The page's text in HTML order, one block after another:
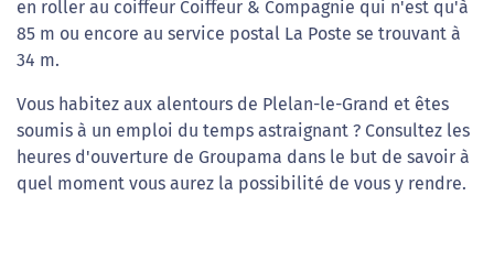
en roller au coiffeur Coiffeur & Compagnie qui n'est qu'à
85 m ou encore au service postal La Poste se trouvant à
34 m.
Vous habitez aux alentours de Plelan-le-Grand et êtes
soumis à un emploi du temps astraignant ? Consultez les
heures d'ouverture de Groupama dans le but de savoir à
quel moment vous aurez la possibilité de vous y rendre.